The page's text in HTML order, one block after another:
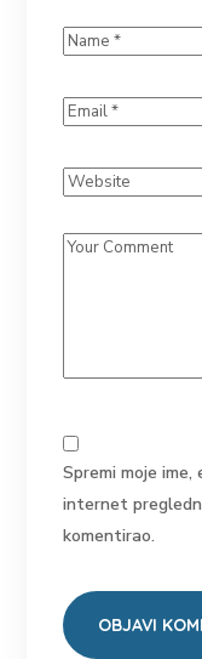
Spremi moje
internet
komentirao.